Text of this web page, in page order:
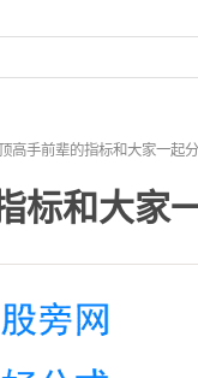
高手前辈的指标和大家一起
标和大家